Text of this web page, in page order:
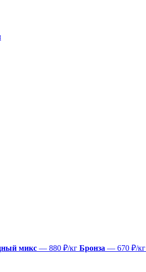
микс — 880 ₽/кг Бронза — 670 ₽/кг